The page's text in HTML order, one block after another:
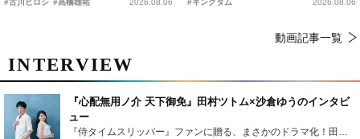
#古川ヒロシ #髙橋雄祐 2026.08.06 #キングダム 2026.08.06
動画記事一覧
INTERVIEW
『心配無用ノ介 天下御免』田村ツトム×沙倉ゆうのインタビ
ュー
『侍タイムスリッパー』ファンに贈る、まさかのドラマ化！田村ツトム×沙倉ゆうのが語る『心配無用ノ介』撮影秘話